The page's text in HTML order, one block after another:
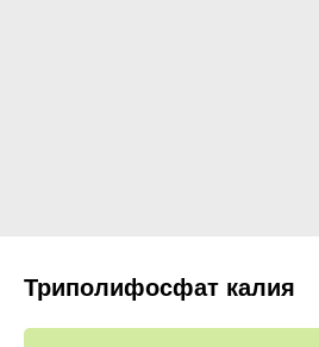
Триполифосфат калия